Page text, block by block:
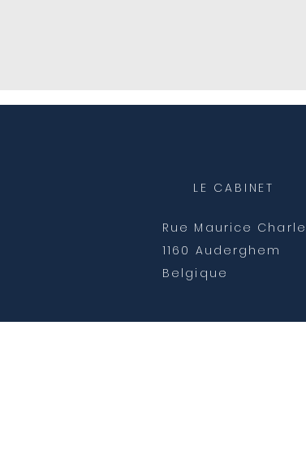
LE CABINET
Rue Maurice
1160 Auderghem
Belgique